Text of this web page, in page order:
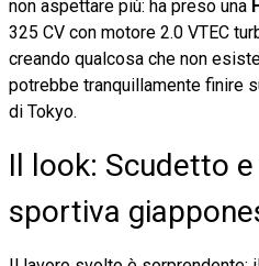
non aspettare più: ha preso una
325 CV con motore 2.0 VTEC
creando qualcosa che non
potrebbe tranquillamente finire
di Tokyo.
Il look: Scudetto
sportiva